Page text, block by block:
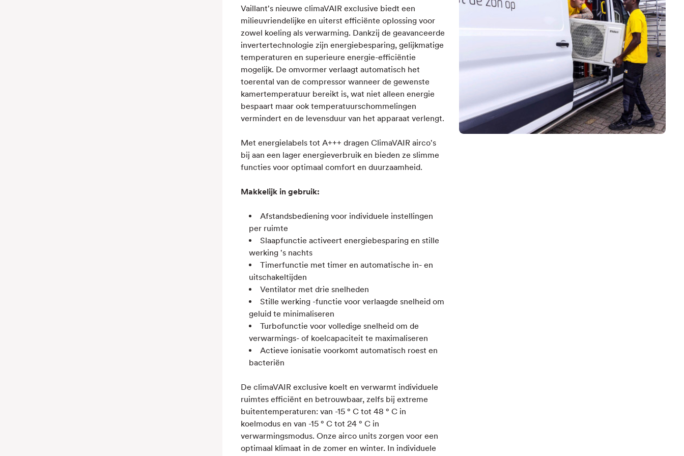
Vaillant's nieuwe climaVAIR exclusive biedt een
milieuvriendelijke en uiterst efficiënte oplossing voor
zowel koeling als verwarming. Dankzij de geavanceerde
invertertechnologie zijn energiebesparing, gelijkmatige
temperaturen en superieure energie-efficiëntie
mogelijk. De omvormer verlaagt automatisch het
toerental van de compressor wanneer de gewenste
kamertemperatuur bereikt is, wat niet alleen energie
bespaart maar ook temperatuurschommelingen
vermindert en de levensduur van het apparaat verlengt.
Met energielabels tot A+++ dragen ClimaVAIR airco's
bij aan een lager energieverbruik en bieden ze slimme
functies voor optimaal comfort en duurzaamheid.
Makkelijk in gebruik:
Afstandsbediening voor individuele instellingen
per ruimte
Slaapfunctie activeert energiebesparing en stille
werking 's nachts
Timerfunctie met timer en automatische in- en
uitschakeltijden
Ventilator met drie snelheden
Stille werking -functie voor verlaagde snelheid om
geluid te minimaliseren
Turbofunctie voor volledige snelheid om de
verwarmings- of koelcapaciteit te maximaliseren
Actieve ionisatie voorkomt automatisch roest en
bacteriën
De climaVAIR exclusive koelt en verwarmt individuele
ruimtes efficiënt en betrouwbaar, zelfs bij extreme
buitentemperaturen: van -15 ° C tot 48 ° C in
koelmodus en van -15 ° C tot 24 ° C in
verwarmingsmodus. Onze airco units zorgen voor een
optimaal klimaat in de zomer en winter. In individuele